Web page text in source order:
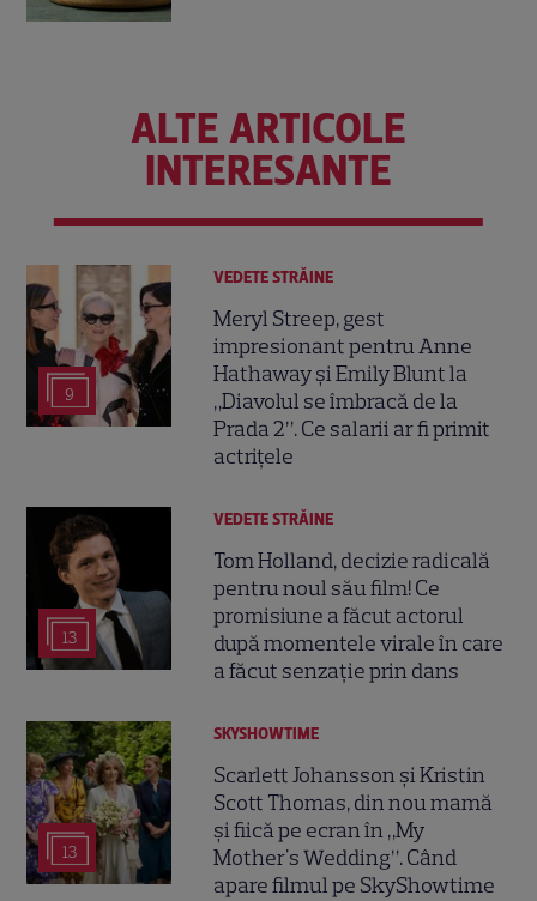
ALTE ARTICOLE
INTERESANTE
9
VEDETE STRĂINE
Meryl Streep, gest
impresionant pentru Anne
Hathaway și Emily Blunt la
„Diavolul se îmbracă de la
Prada 2”. Ce salarii ar fi primit
actrițele
13
VEDETE STRĂINE
Tom Holland, decizie radicală
pentru noul său film! Ce
promisiune a făcut actorul
după momentele virale în care
a făcut senzație prin dans
13
SKYSHOWTIME
Scarlett Johansson și Kristin
Scott Thomas, din nou mamă
și fiică pe ecran în „My
Mother's Wedding”. Când
apare filmul pe SkyShowtime